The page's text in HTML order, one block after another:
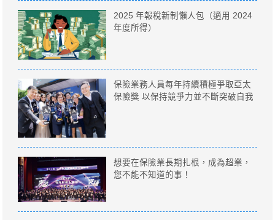
2025 年報稅新制懶人包（適用 2024
年度所得）
保險業務人員每年持續積極爭取亞太
保險獎 以保持競爭力並不斷突破自我
想要在保險業長期扎根，成為超業，
您不能不知道的事！